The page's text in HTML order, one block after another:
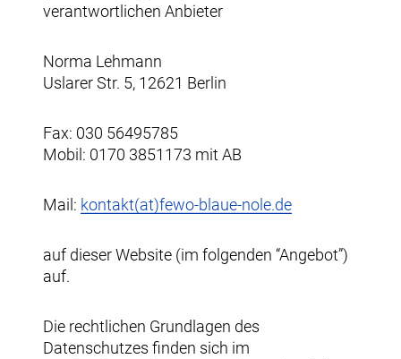
verantwortlichen Anbieter
Norma Lehmann
Uslarer Str. 5, 12621 Berlin
Fax: 030 56495785
Mobil: 0170 3851173 mit AB
Mail: kontakt(at)fewo-blaue-nole.de
auf dieser Website (im folgenden “Angebot”)
auf.
Die rechtlichen Grundlagen des
Datenschutzes finden sich im